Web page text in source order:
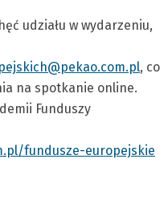
udziału w wydarzeniu,
, co
na spotkanie online.
Funduszy
fundusze-europejskie